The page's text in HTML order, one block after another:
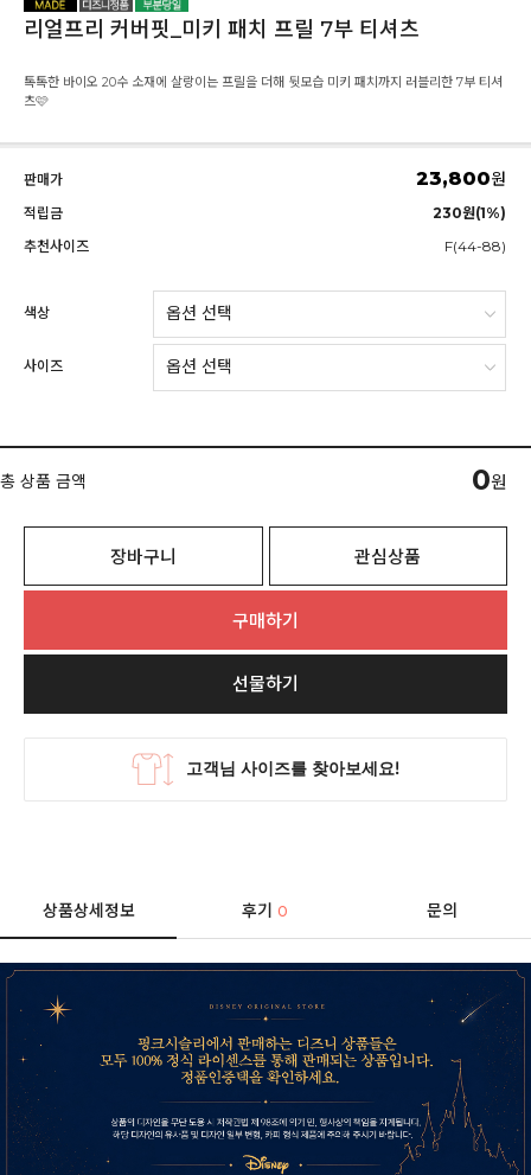
리얼프리 커버핏_미키 패치 프릴 7부 티셔츠
톡톡한 바이오 20수 소재에 살랑이는 프릴을 더해 뒷모습 미키 패치까지 러블리한 7부 티셔
츠🩷
판매가 23,800원
적립금
230원(1%)
추천사이즈
F(44-88)
색상
사이즈
총 상품 금액 0원
장바구니 관심상품
구매하기
선물하기
상품상세정보 후기0 문의